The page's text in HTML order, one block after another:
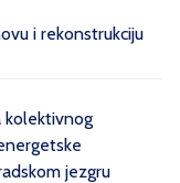
i rekonstrukciju
kolektivnog
jezgru